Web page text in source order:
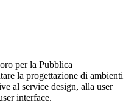
per la Pubblica
la progettazione di ambienti
al service design, alla user
interface.